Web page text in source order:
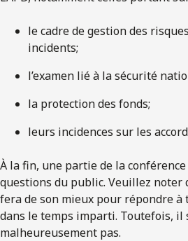
le cadre de gestion des
incidents;
l’examen lié à la sécurité
la protection des fonds;
leurs incidences sur les
À la fin, une partie de la
questions du public. Veuillez noter
fera de son mieux pour répondre à
dans le temps imparti. Toutefois, il
malheureusement pas.